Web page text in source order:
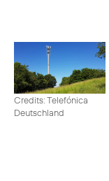
Credits: Telefónica
Deutschland